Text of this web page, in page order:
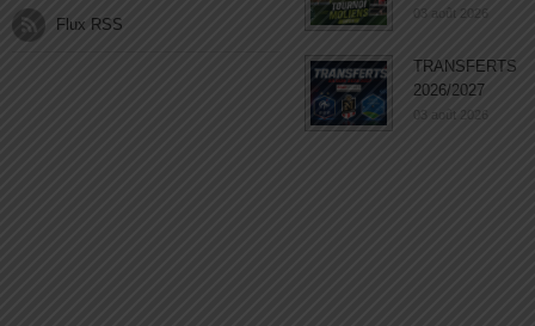
Flux RSS
03 août 2026
TRANSFERTS
2026/2027
03 août 2026